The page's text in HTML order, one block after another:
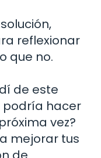
reflexionar
que no.
de este
podría hacer
vez?
mejorar tus